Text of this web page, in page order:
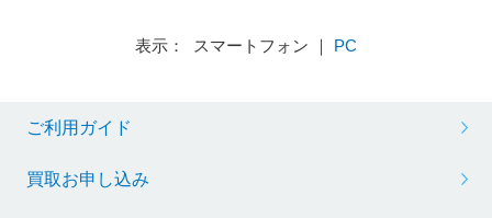
表示： スマートフォン ｜ PC
ご利用ガイド
買取お申し込み